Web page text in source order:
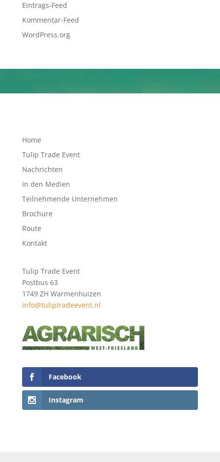
Eintrags-Feed
Kommentar-Feed
WordPress.org
Home
Tulip Trade Event
Nachrichten
In den Medien
Teilnehmende Unternehmen
Brochure
Route
Kontakt
Tulip Trade Event
Postbus 63
1749 ZH Warmenhuizen
info@tuliptradeevent.nl
Facebook
Instagram